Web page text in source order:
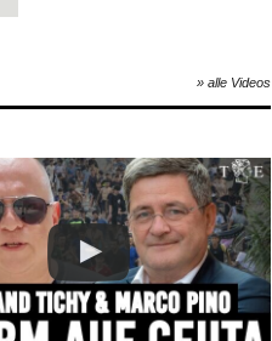
» alle Videos